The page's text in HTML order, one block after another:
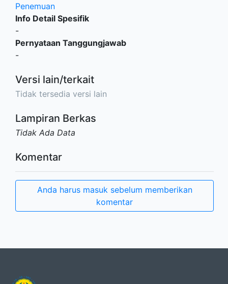
Penemuan
Info Detail Spesifik
-
Pernyataan Tanggungjawab
-
Versi lain/terkait
Tidak tersedia versi lain
Lampiran Berkas
Tidak Ada Data
Komentar
Anda harus masuk sebelum memberikan
komentar